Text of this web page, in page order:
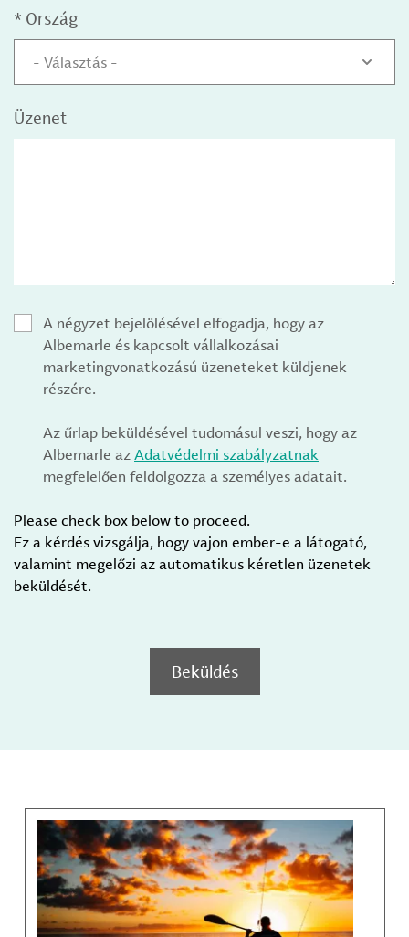
* Ország
- Választás -
Üzenet
A négyzet bejelölésével elfogadja, hogy az
Albemarle és kapcsolt vállalkozásai
marketingvonatkozású üzeneteket küldjenek
részére.
Az űrlap beküldésével tudomásul veszi, hogy az
Albemarle azAdatvédelmi szabályzatnak
megfelelően feldolgozza a személyes adatait.
Please check box below to proceed.
Ez a kérdés vizsgálja, hogy vajon ember-e a látogató,
valamint megelőzi az automatikus kéretlen üzenetek
beküldését.
Beküldés